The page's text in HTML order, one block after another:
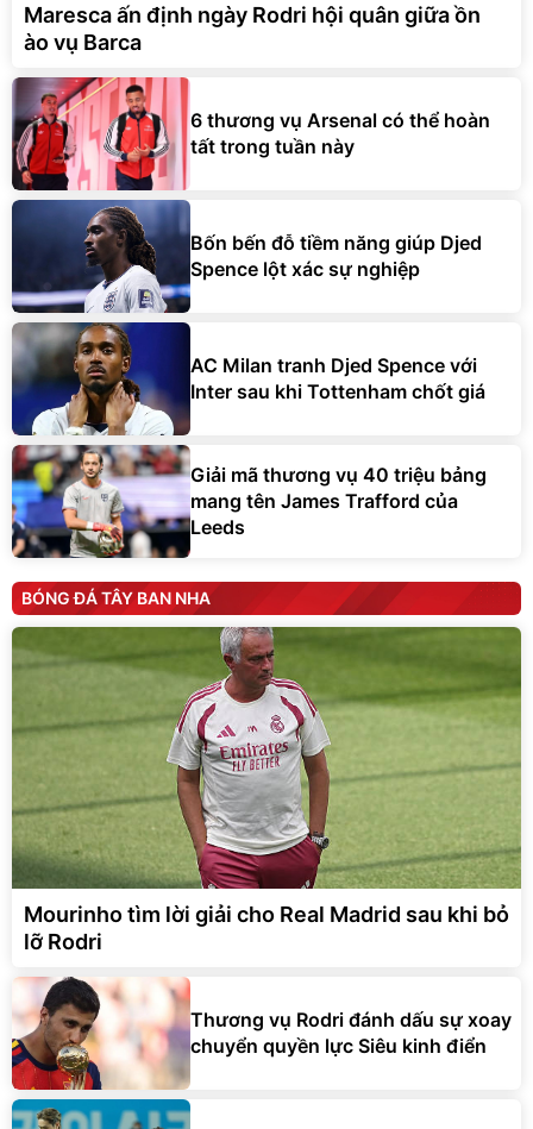
Maresca ấn định ngày Rodri hội quân giữa ồn
ào vụ Barca
6 thương vụ Arsenal có thể hoàn
tất trong tuần này
Bốn bến đỗ tiềm năng giúp Djed
Spence lột xác sự nghiệp
AC Milan tranh Djed Spence với
Inter sau khi Tottenham chốt giá
Giải mã thương vụ 40 triệu bảng
mang tên James Trafford của
Leeds
BÓNG ĐÁ TÂY BAN NHA
Mourinho tìm lời giải cho Real Madrid sau khi bỏ
lỡ Rodri
Thương vụ Rodri đánh dấu sự xoay
chuyển quyền lực Siêu kinh điển